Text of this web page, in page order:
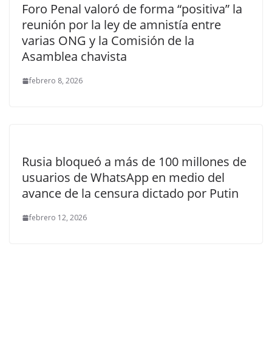
Foro Penal valoró de forma “positiva” la
reunión por la ley de amnistía entre
varias ONG y la Comisión de la
Asamblea chavista
febrero 8, 2026
Rusia bloqueó a más de 100 millones de
usuarios de WhatsApp en medio del
avance de la censura dictado por Putin
febrero 12, 2026